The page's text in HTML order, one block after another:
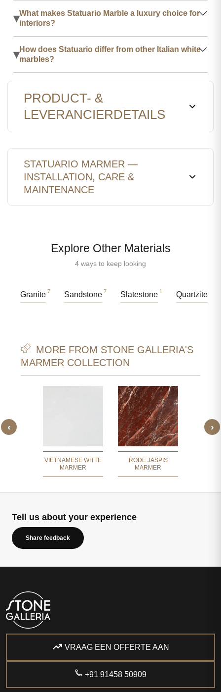
▾What makes Statuario Marble a luxury choice for
interiors?
▾How does Statuario differ from other Italian white
marbles?
PRODUCT- &
LEVERANCIERDETAILS
STATUARIO MARMER —
INSTALLATION, CARE &
MAINTENANCE
Explore Other Materials
4 ways to keep looking
Granite 7 Sandstone 7 Slatestone 1 Quartzite
MORE FROM STONE GALLERIA'S
MARMER COLLECTION
‹
VIETNAMESE WITTE
MARMER
RODE JASPIS
MARMER
›
Tell us about your experience
Share feedback
VRAAG EEN OFFERTE AAN
+91 91458 50909